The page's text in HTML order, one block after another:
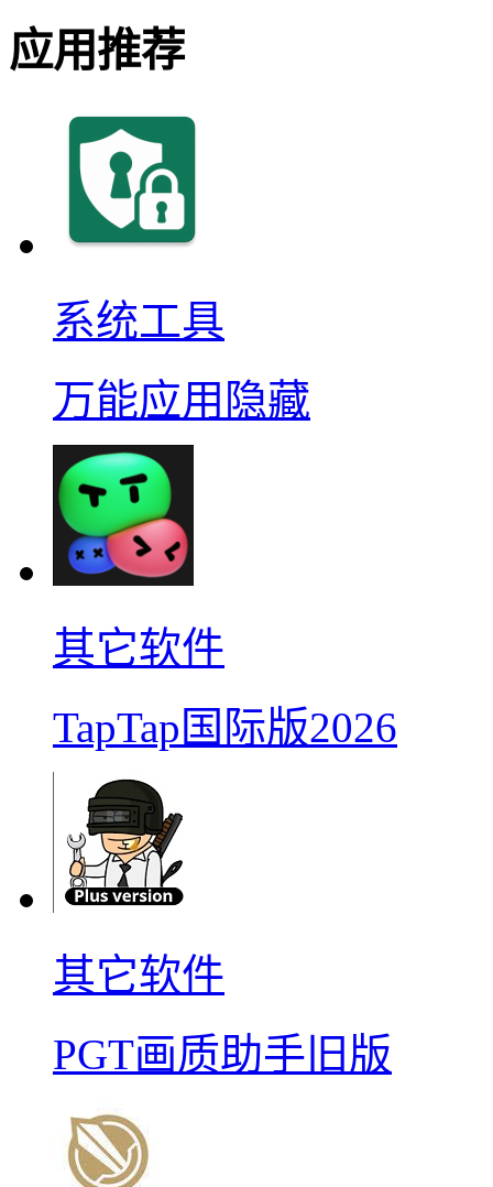
应用推荐
系统工具
万能应用隐藏
其它软件
TapTap国际版2026
其它软件
PGT画质助手旧版